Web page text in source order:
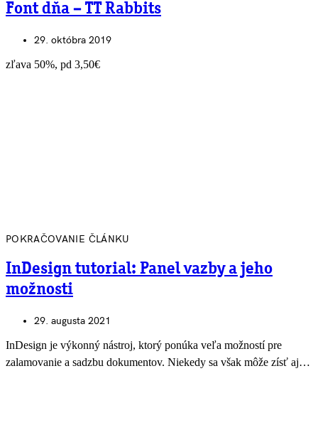
Font dňa – TT Rabbits
29. októbra 2019
zľava 50%, pd 3,50€
POKRAČOVANIE ČLÁNKU
InDesign tutorial: Panel vazby a jeho
možnosti
29. augusta 2021
InDesign je výkonný nástroj, ktorý ponúka veľa možností pre
zalamovanie a sadzbu dokumentov. Niekedy sa však môže zísť aj…